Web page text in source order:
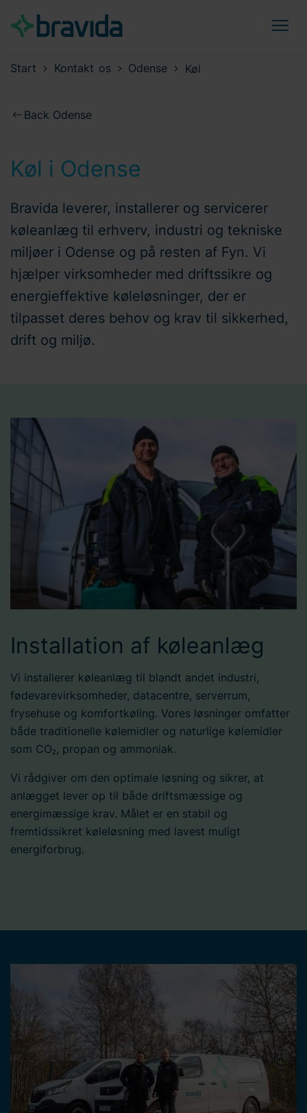
Start Kontakt os Odense Køl
Back Odense
Køl i Odense
Bravida leverer, installerer og servicerer
køleanlæg til erhverv, industri og tekniske
miljøer i Odense og på resten af Fyn. Vi
hjælper virksomheder med driftssikre og
energieffektive køleløsninger, der er
tilpasset deres behov og krav til sikkerhed,
drift og miljø.
Installation af køleanlæg
Vi installerer køleanlæg til blandt andet industri,
fødevarevirksomheder, datacentre, serverrum,
frysehuse og komfortkøling. Vores løsninger omfatter
både traditionelle kølemidler og naturlige kølemidler
som CO₂, propan og ammoniak.
Vi rådgiver om den optimale løsning og sikrer, at
anlægget lever op til både driftsmæssige og
energimæssige krav. Målet er en stabil og
fremtidssikret køleløsning med lavest muligt
energiforbrug.